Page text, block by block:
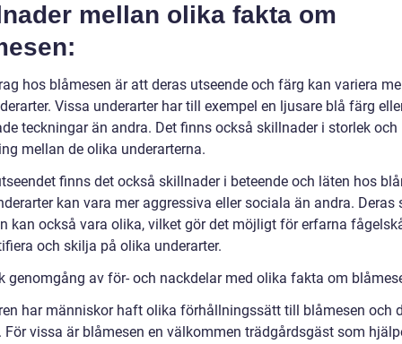
mellan olika fakta om
hos blåmesen är att deras utseende och färg kan variera
Vissa underarter har till exempel en ljusare blå färg
teckningar än andra. Det finns också skillnader i storlek och
mellan de olika underarterna.
finns det också skillnader i beteende och läten hos
kan vara mer aggressiva eller sociala än andra. Deras
kan också vara olika, vilket gör det möjligt för erfarna
och skilja på olika underarter.
genomgång av för- och nackdelar med olika fakta om
har människor haft olika förhållningssätt till blåmesen och
För vissa är blåmesen en välkommen trädgårdsgäst som